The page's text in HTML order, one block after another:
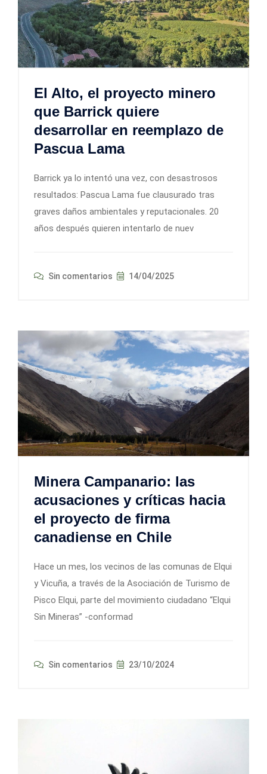
El Alto, el proyecto minero
que Barrick quiere
desarrollar en reemplazo de
Pascua Lama
Barrick ya lo intentó una vez, con desastrosos
resultados: Pascua Lama fue clausurado tras
graves daños ambientales y reputacionales. 20
años después quieren intentarlo de nuev
Sin comentarios 14/04/2025
Minera Campanario: las
acusaciones y críticas hacia
el proyecto de firma
canadiense en Chile
Hace un mes, los vecinos de las comunas de Elqui
y Vicuña, a través de la Asociación de Turismo de
Pisco Elqui, parte del movimiento ciudadano “Elqui
Sin Mineras” -conformad
Sin comentarios 23/10/2024